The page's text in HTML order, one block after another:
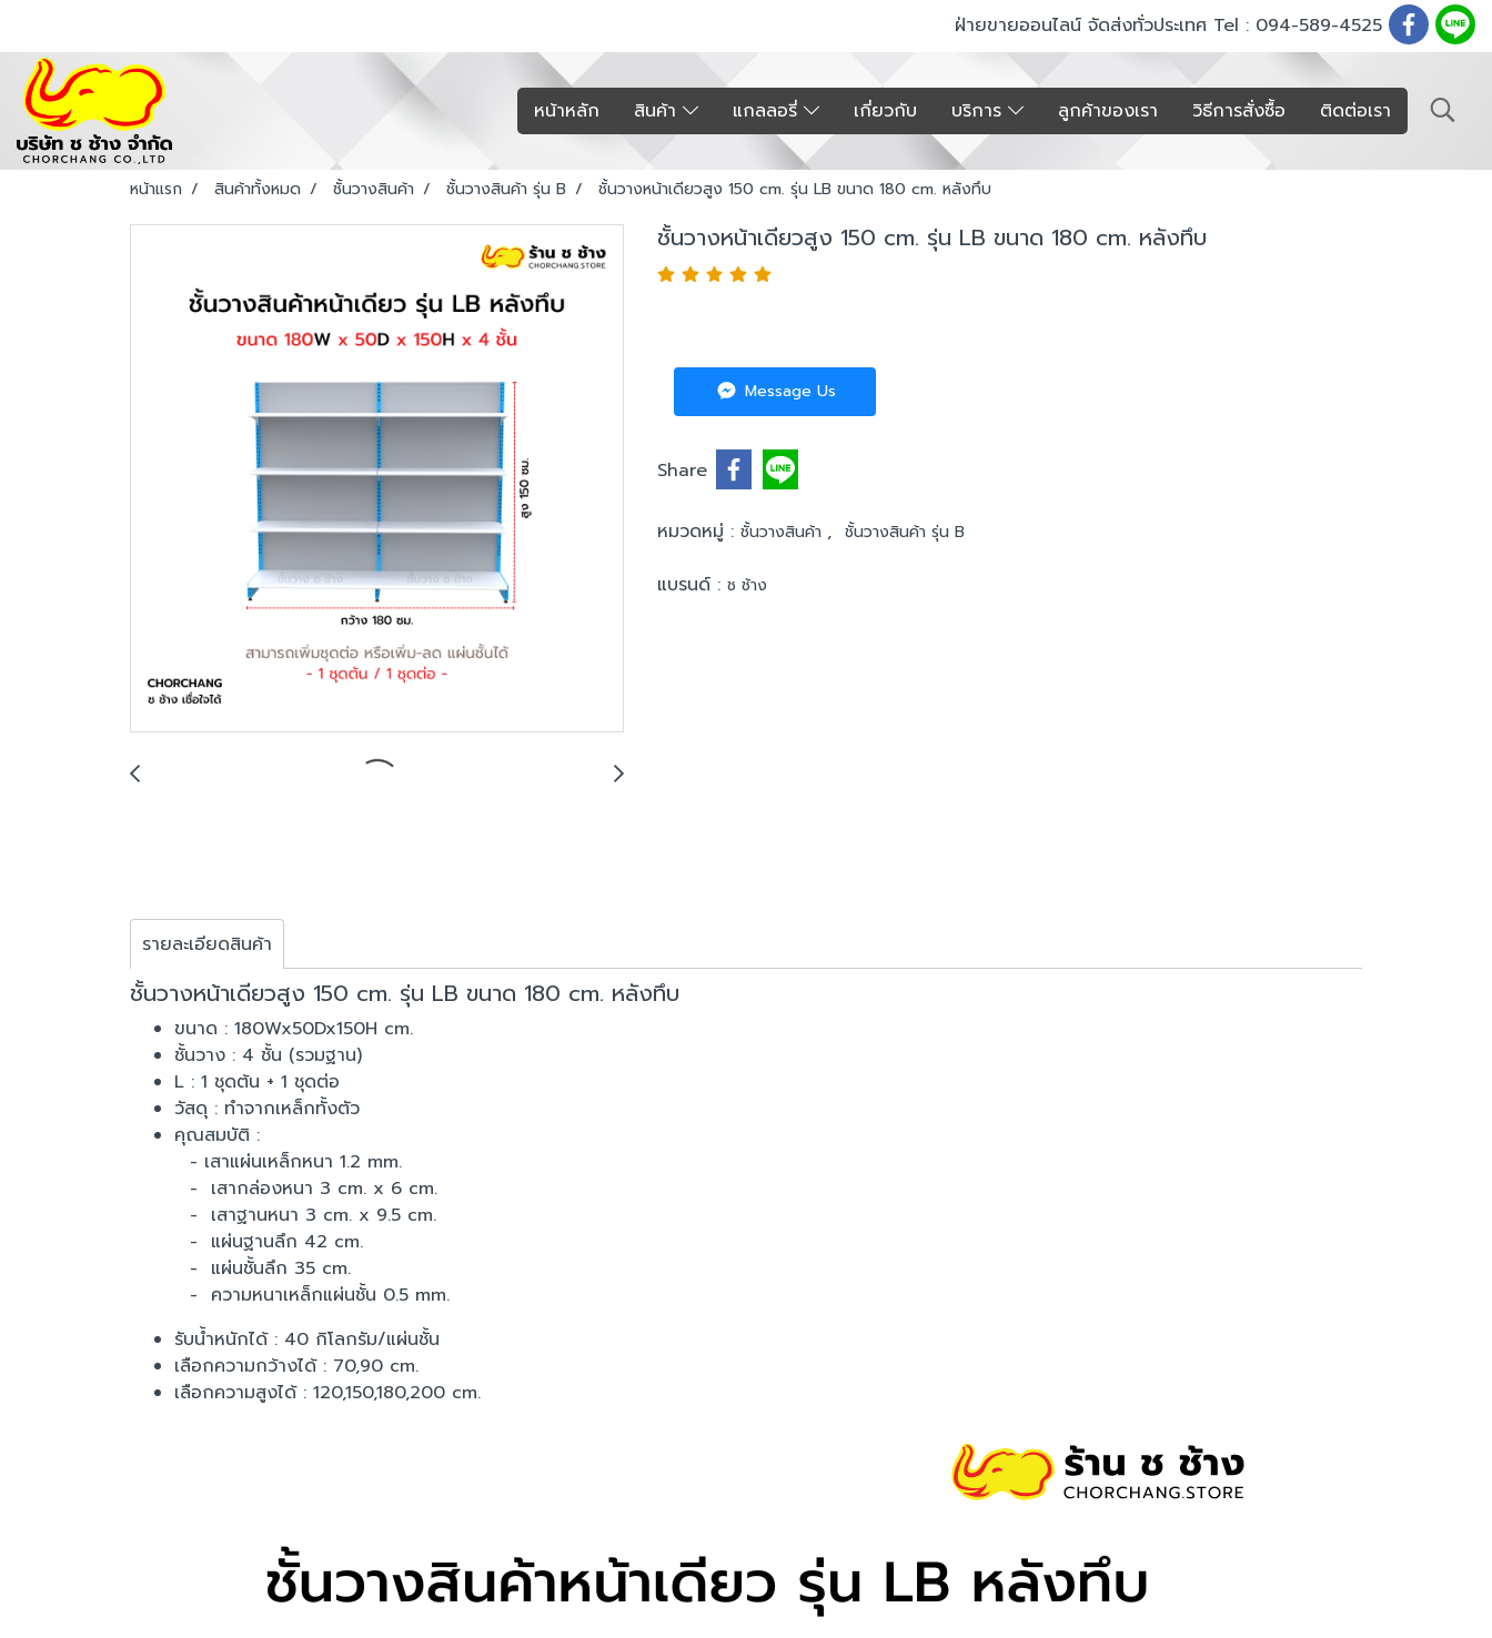
ฝ่ายขายออนไลน์ จัดส่งทั่วประเทศ Tel : 094-589-4525
หน้าหลัก สินค้า แกลลอรี่ เกี่ยวกับ บริการ ลูกค้าของเรา วิธีการสั่งซื้อ ติดต่อเรา
หน้าแรก สินค้าทั้งหมด ชั้นวางสินค้า ชั้นวางสินค้า รุ่น B ชั้นวางหน้าเดียวสูง 150 cm. รุ่น LB ขนาด 180 cm. หลังทึบ
ชั้นวางหน้าเดียวสูง 150 cm. รุ่น LB ขนาด 180 cm. หลังทึบ
Message Us
Share
หมวดหมู่ : ชั้นวางสินค้า , ชั้นวางสินค้า รุ่น B
แบรนด์ : ช ช้าง
รายละเอียดสินค้า
ชั้นวางหน้าเดียวสูง 150 cm. รุ่น LB ขนาด 180 cm. หลังทึบ
ขนาด : 180Wx50Dx150H cm.
ชั้นวาง : 4 ชั้น (รวมฐาน)
L : 1 ชุดต้น + 1 ชุดต่อ
วัสดุ : ทำจากเหล็กทั้งตัว
คุณสมบัติ :
- เสาแผ่นเหล็กหนา 1.2 mm.
- เสากล่องหนา 3 cm. x 6 cm.
- เสาฐานหนา 3 cm. x 9.5 cm.
- แผ่นฐานลึก 42 cm.
- แผ่นชั้นลึก 35 cm.
- ความหนาเหล็กแผ่นชั้น 0.5 mm.
รับน้ำหนักได้ : 40 กิโลกรัม/แผ่นชั้น
เลือกความกว้างได้ : 70,90 cm.
เลือกความสูงได้ : 120,150,180,200 cm.